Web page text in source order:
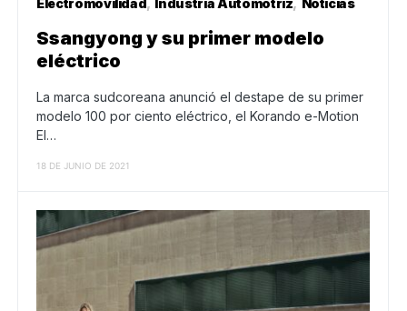
Ssangyong y su primer modelo
eléctrico
La marca sudcoreana anunció el destape de su primer
modelo 100 por ciento eléctrico, el Korando e-Motion
El…
18 DE JUNIO DE 2021